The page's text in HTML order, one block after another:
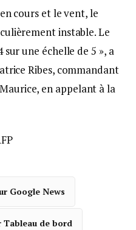
cours et le vent, le
instable. Le
sur une échelle de 5 », a
Ribes, commandant
en appelant à la
Google News
Tableau de bord